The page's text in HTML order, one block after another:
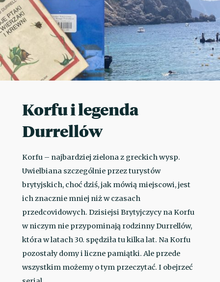
Korfu i legenda
Durrellów
Korfu – najbardziej zielona z greckich wysp.
Uwielbiana szczególnie przez turystów
brytyjskich, choć dziś, jak mówią miejscowi, jest
ich znacznie mniej niż w czasach
przedcovidowych. Dzisiejsi Brytyjczycy na Korfu
w niczym nie przypominają rodzinny Durrellów,
która w latach 30. spędziła tu kilka lat. Na Korfu
pozostały domy i liczne pamiątki. Ale przede
wszystkim możemy o tym przeczytać. I obejrzeć